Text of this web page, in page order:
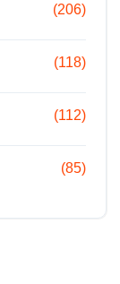
(206)
(118)
(112)
(85)